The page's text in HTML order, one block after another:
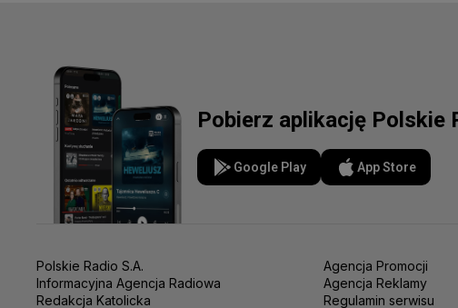
Pobierz aplikację Polskie
Google Play App Store
Polskie Radio S.A.
Informacyjna Agencja Radiowa
Redakcja Katolicka
Agencja Promocji
Agencja Reklamy
Regulamin serwisu